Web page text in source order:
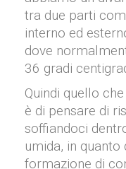
tra due parti
interno ed
dove
36 gradi
Quindi quello
è di pensare di
soffiandoci
umida, in
formazione di